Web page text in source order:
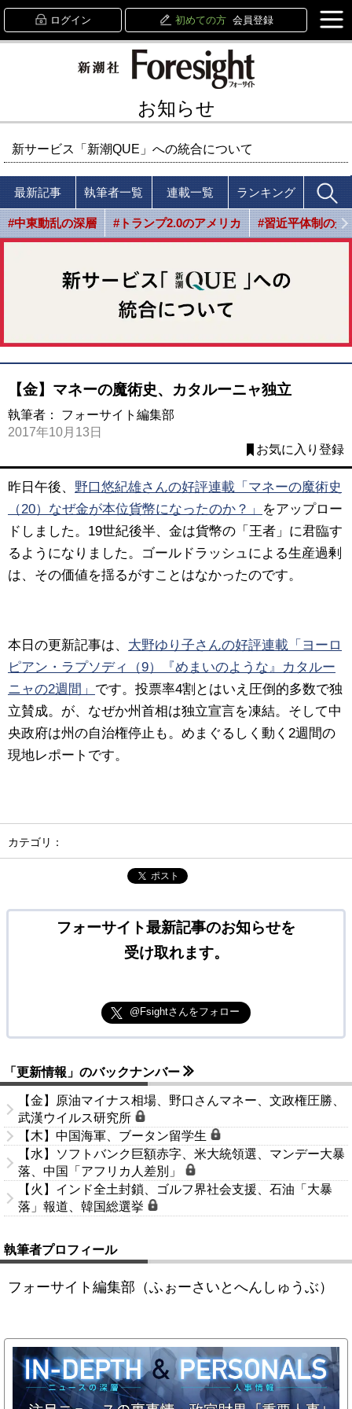
ログイン 初めての方 会員登録
お知らせ
新サービス「新潮QUE」への統合について
最新記事 執筆者一覧 連載一覧 ランキング
#中東動乱の深層 #トランプ2.0のアメリカ #習近平体制の光
【金】マネーの魔術史、カタルーニャ独立
執筆者： フォーサイト編集部
2017年10月13日
お気に入り登録
昨日午後、 野口悠紀雄さんの好評連載「マネーの魔術史
（20）なぜ金が本位貨幣になったのか？」
をアップロー
ドしました。 19世紀後半、金は貨幣の「王者」に君臨す
るようになりました。ゴールドラッシュによる生産過剰
は、その価値を揺るがすことはなかったのです。
本日の更新記事は、 大野ゆり子さんの好評連載「ヨーロ
ピアン・ラプソディ（9）『めまいのような』カタルー
ニャの2週間」 です。 投票率4割とはいえ圧倒的多数で独
立賛成。が、なぜか州首相は独立宣言を凍結。そして中
央政府は州の自治権停止も。めまぐるしく動く2週間の
現地レポートです。
カテゴリ：
ポスト
フォーサイト最新記事のお知らせを
受け取れます。
@Fsightさんをフォロー
「更新情報」のバックナンバー
【金】原油マイナス相場、野口さんマネー、文政権圧勝、
武漢ウイルス研究所
【木】中国海軍、ブータン留学生
【水】ソフトバンク巨額赤字、米大統領選、マンデー大暴
落、中国「アフリカ人差別」
【火】インド全土封鎖、ゴルフ界社会支援、石油「大暴
落」報道、韓国総選挙
執筆者プロフィール
フォーサイト編集部（ふぉーさいとへんしゅうぶ）